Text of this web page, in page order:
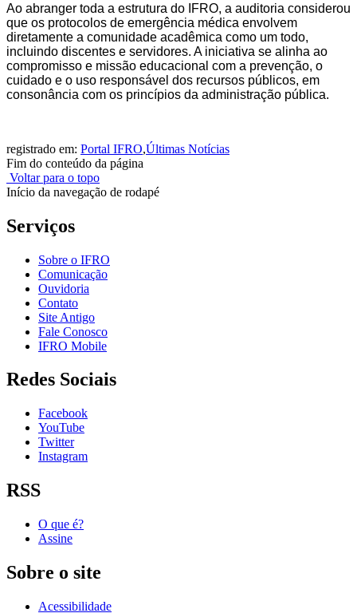
Ao abranger toda a estrutura do IFRO, a auditoria considerou
que os protocolos de emergência médica envolvem
diretamente a comunidade acadêmica como um todo,
incluindo discentes e servidores. A iniciativa se alinha ao
compromisso e missão educacional com a prevenção, o
cuidado e o uso responsável dos recursos públicos, em
consonância com os princípios da administração pública.
registrado em: Portal IFRO,Últimas Notícias
Fim do conteúdo da página
Voltar para o topo
Início da navegação de rodapé
Serviços
Sobre o IFRO
Comunicação
Ouvidoria
Contato
Site Antigo
Fale Conosco
IFRO Mobile
Redes Sociais
Facebook
YouTube
Twitter
Instagram
RSS
O que é?
Assine
Sobre o site
Acessibilidade